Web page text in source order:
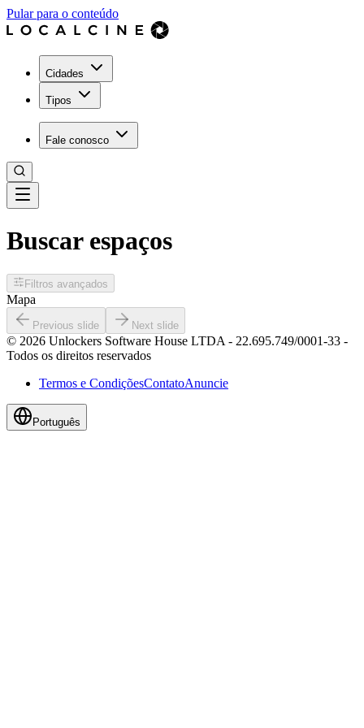
Pular para o conteúdo
Cidades
Tipos
Fale conosco
Buscar espaços
Filtros avançados
Mapa
Previous slide Next slide
© 2026 Unlockers Software House LTDA - 22.695.749/0001-33 -
Todos os direitos reservados
Termos e CondiçõesContatoAnuncie
Português